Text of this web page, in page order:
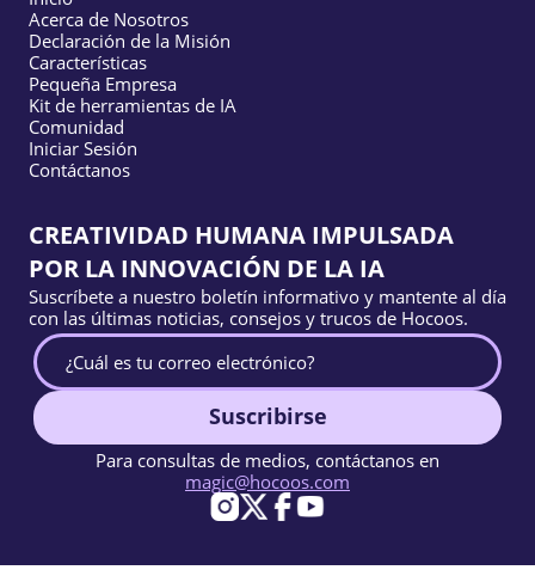
Acerca de Nosotros
Declaración de la Misión
Características
Pequeña Empresa
Kit de herramientas de IA
Comunidad
Iniciar Sesión
Contáctanos
CREATIVIDAD HUMANA IMPULSADA
POR LA INNOVACIÓN DE LA IA
Suscríbete a nuestro boletín informativo y mantente al día
con las últimas noticias, consejos y trucos de Hocoos.
Suscribirse
Para consultas de medios, contáctanos en
magic@hocoos.com